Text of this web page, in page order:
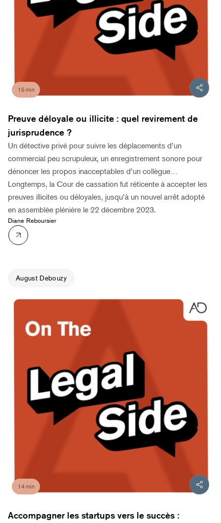
15 min
Preuve déloyale ou illicite : quel revirement de
jurisprudence ?
Un détective privé pour suivre les déplacements d’un
commercial peu scrupuleux, un enregistrement sonore pour
dénoncer les propos inacceptables d’un collègue…
Longtemps, la Cour de cassation fut réticente à accepter les
preuves illicites ou déloyales, jusqu’à un nouvel arrêt adopté
en assemblée plénière le 22 décembre 2023.
Diane Reboursier
August Debouzy
14 min
Accompagner les startups vers le succès :